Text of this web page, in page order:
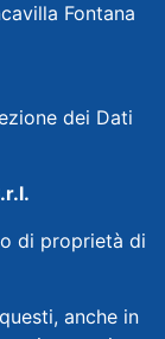
Fontana
dei Dati
di proprietà di
anche in